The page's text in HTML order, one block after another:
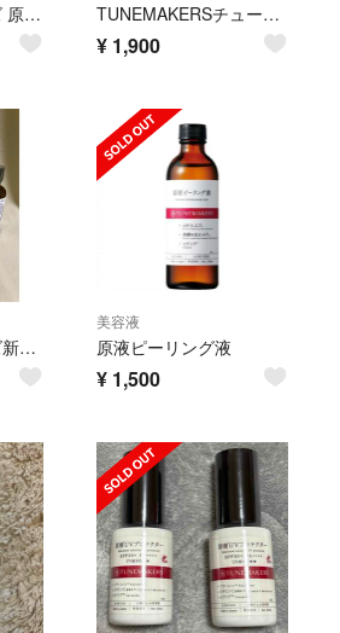
チューンメーカーズ 原液保湿クリーム(50g) TUNEMAKERSチューンメーカーズ 原液保湿クリーム
¥ 1,900
チューンメーカーズ新品未開封⭐️大容量❗️レチノール誘導体30ml高濃度原液美容液
美容液
原液ピーリング液
¥ 1,500